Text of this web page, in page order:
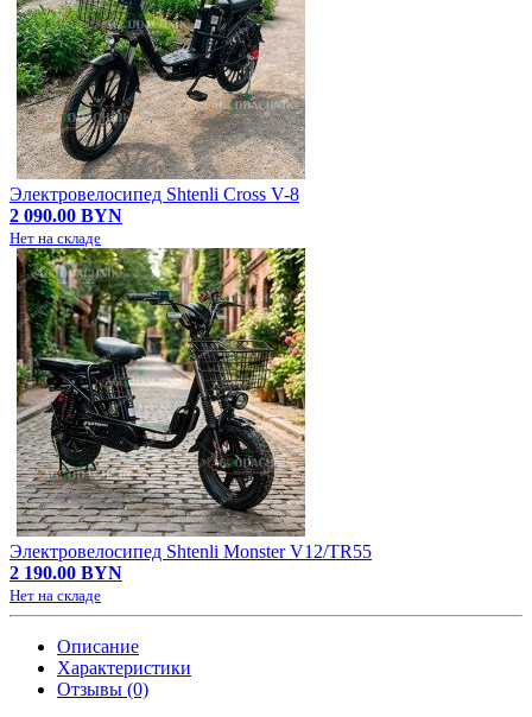
Электровелосипед Shtenli Cross V-8
2 090.00 BYN
Нет на складе
Электровелосипед Shtenli Monster V12/TR55
2 190.00 BYN
Нет на складе
Описание
Характеристики
Отзывы (0)